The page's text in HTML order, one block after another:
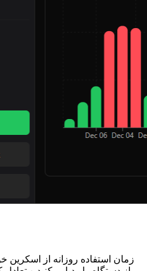
زمان استفاده روزانه از اسکرین